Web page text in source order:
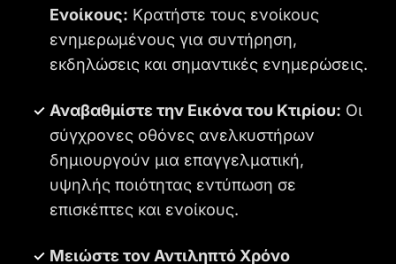
Ενοίκους: Κρατήστε τους ενοίκους
ενημερωμένους για συντήρηση,
εκδηλώσεις και σημαντικές ενημερώσεις.
Αναβαθμίστε την Εικόνα του Κτιρίου: Οι
σύγχρονες οθόνες ανελκυστήρων
δημιουργούν μια επαγγελματική,
υψηλής ποιότητας εντύπωση σε
επισκέπτες και ενοίκους.
Μειώστε τον Αντιληπτό Χρόνο